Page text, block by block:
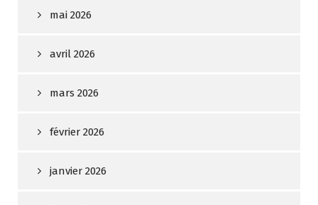
mai 2026
avril 2026
mars 2026
février 2026
janvier 2026